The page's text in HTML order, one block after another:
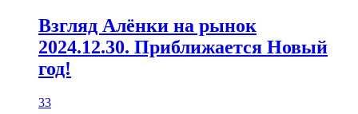
Взгляд Алёнки на рынок
2024.12.30. Приближается Новый
год!
33